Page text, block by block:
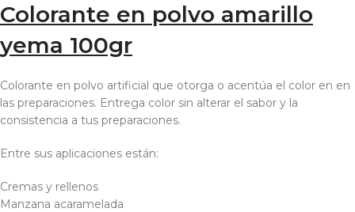
Colorante en polvo amarillo
yema 100gr
Colorante en polvo artificial que otorga o acentúa el color en en
las preparaciones. Entrega color sin alterar el sabor y la
consistencia a tus preparaciones.
Entre sus aplicaciones están:
Cremas y rellenos
Manzana acaramelada